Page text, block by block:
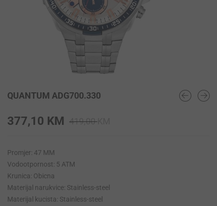
QUANTUM ADG700.330
419,00
377,10 KM
Promjer: 47 MM
Vodootpornost: 5 ATM
Krunica: Obicna
Materijal narukvice: Stainless-steel
Materijal kucista: Stainless-steel